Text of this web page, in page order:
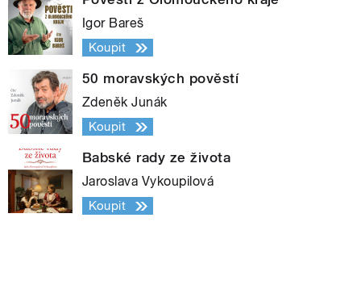
Igor Bareš
Koupit
50 moravských pověstí
Zdeněk Junák
Koupit
Babské rady ze života
Jaroslava Vykoupilová
Koupit